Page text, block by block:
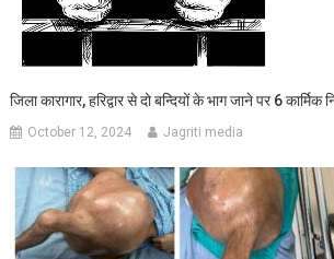
जिला कारागार, हरिद्वार से दो बन्दियों के भाग जाने पर 6
October 12, 2024 Jagriti media